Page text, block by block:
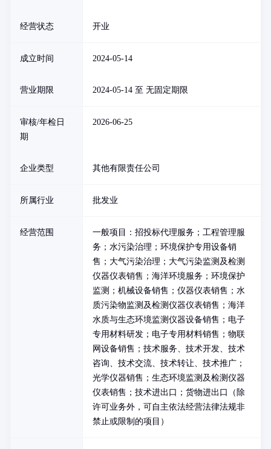
经营状态 开业
成立时间 2024-05-14
营业期限 2024-05-14 至 无固定期限
审核/年检日
期
2026-06-25
企业类型 其他有限责任公司
所属行业 批发业
经营范围
一般项目：招投标代理服务；工程管理服
务；水污染治理；环境保护专用设备销
售；大气污染治理；大气污染监测及检测
仪器仪表销售；海洋环境服务；环境保护
监测；机械设备销售；仪器仪表销售；水
质污染物监测及检测仪器仪表销售；海洋
水质与生态环境监测仪器设备销售；电子
专用材料研发；电子专用材料销售；物联
网设备销售；技术服务、技术开发、技术
咨询、技术交流、技术转让、技术推广；
光学仪器销售；生态环境监测及检测仪器
仪表销售；技术进出口；货物进出口（除
许可业务外，可自主依法经营法律法规非
禁止或限制的项目）